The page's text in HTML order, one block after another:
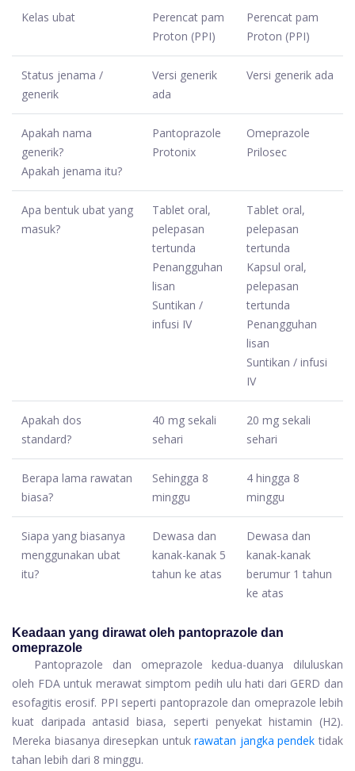
Kelas ubat
Perencat pam
Proton (PPI)
Perencat pam
Proton (PPI)
Status jenama /
generik
Versi generik
ada
Versi generik ada
Apakah nama
generik?
Apakah jenama itu?
Pantoprazole
Protonix
Omeprazole
Prilosec
Apa bentuk ubat yang
masuk?
Tablet oral,
pelepasan
tertunda
Penangguhan
lisan
Suntikan /
infusi IV
Tablet oral,
pelepasan
tertunda
Kapsul oral,
pelepasan
tertunda
Penangguhan
lisan
Suntikan / infusi
IV
Apakah dos
standard?
40 mg sekali
sehari
20 mg sekali
sehari
Berapa lama rawatan
biasa?
Sehingga 8
minggu
4 hingga 8
minggu
Siapa yang biasanya
menggunakan ubat
itu?
Dewasa dan
kanak-kanak 5
tahun ke atas
Dewasa dan
kanak-kanak
berumur 1 tahun
ke atas
Keadaan yang dirawat oleh pantoprazole dan
omeprazole
Pantoprazole dan omeprazole kedua-duanya diluluskan
oleh FDA untuk merawat simptom pedih ulu hati dari GERD dan
esofagitis erosif. PPI seperti pantoprazole dan omeprazole lebih
kuat daripada antasid biasa, seperti penyekat histamin (H2).
Mereka biasanya diresepkan untukrawatan jangka pendek tidak
tahan lebih dari 8 minggu.